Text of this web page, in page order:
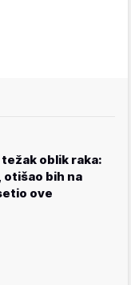
oblik raka:
otišao bih na
ove